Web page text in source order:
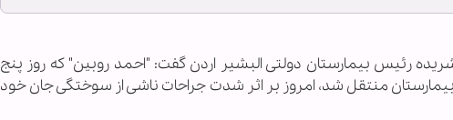
رئیس بیمارستان دولتی البشیر اردن گفت: "احمد روبين" که روز پنج
منتقل شد، امروز بر اثر شدت جراحات ناشی از سوختگی جان خود